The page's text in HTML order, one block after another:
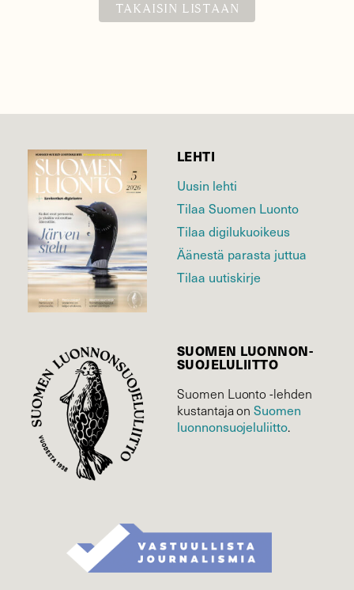
TAKAISIN LISTAAN
LEHTI
Uusin lehti
Tilaa Suomen Luonto
Tilaa digilukuoikeus
Äänestä parasta juttua
Tilaa uutiskirje
SUOMEN LUONNON­
SUOJELU­LIITTO
Suomen Luonto -lehden
kustantaja onSuomen
luonnonsuojelu­liitto.